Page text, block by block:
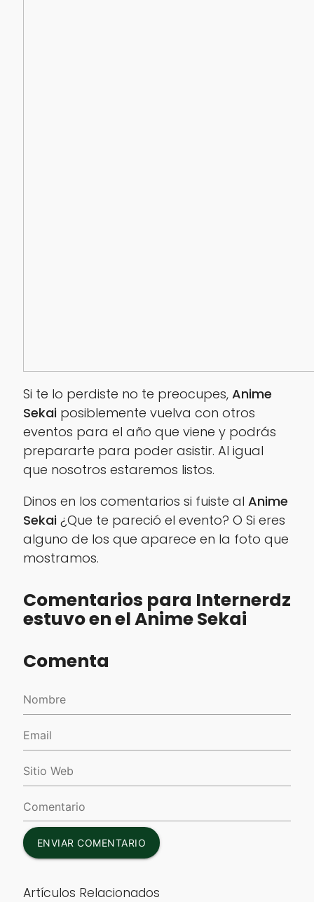
Si te lo perdiste no te preocupes, Anime
Sekai posiblemente vuelva con otros
eventos para el año que viene y podrás
prepararte para poder asistir. Al igual
que nosotros estaremos listos.
Dinos en los comentarios si fuiste al Anime
Sekai ¿Que te pareció el evento? O Si eres
alguno de los que aparece en la foto que
mostramos.
Comentarios para Internerdz
estuvo en el Anime Sekai
Comenta
ENVIAR COMENTARIO
Artículos Relacionados